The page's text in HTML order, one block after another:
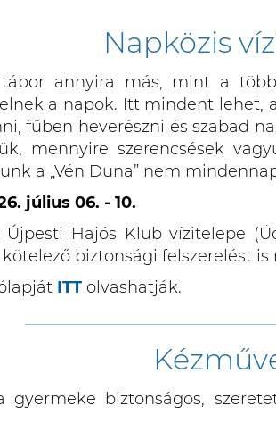
Napközis
tábor annyira más, mint a
a napok. Itt mindent lehet,
fűben heverészni és szabad
mennyire szerencsések
a „Vén Duna” nem
július 06. - 10.
Újpesti Hajós Klub vízitelepe
biztonsági felszerelést
ITT olvashatják.
gyermeke biztonságos,